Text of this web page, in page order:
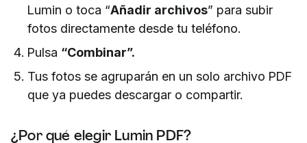
Lumin o toca “Añadir archivos” para subir
fotos directamente desde tu teléfono.
Pulsa “Combinar”.
Tus fotos se agruparán en un solo archivo PDF
que ya puedes descargar o compartir.
¿Por qué elegir Lumin PDF?